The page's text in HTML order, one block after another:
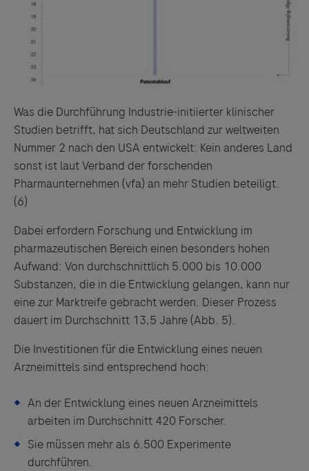
Was die Durchführung Industrie-initiierter klinischer
Studien betrifft, hat sich Deutschland zur weltweiten
Nummer 2 nach den USA entwickelt: Kein anderes Land
sonst ist laut Verband der forschenden
Pharmaunternehmen (vfa) an mehr Studien beteiligt.
(6)
Dabei erfordern Forschung und Entwicklung im
pharmazeutischen Bereich einen besonders hohen
Aufwand: Von durchschnittlich 5.000 bis 10.000
Substanzen, die in die Entwicklung gelangen, kann nur
eine zur Marktreife gebracht werden. Dieser Prozess
dauert im Durchschnitt 13,5 Jahre (Abb. 5).
Die Investitionen für die Entwicklung eines neuen
Arzneimittels sind entsprechend hoch:
An der Entwicklung eines neuen Arzneimittels
arbeiten im Durchschnitt 420 Forscher.
Sie müssen mehr als 6.500 Experimente
durchführen.